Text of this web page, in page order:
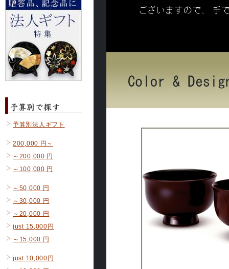
予算別法人ギフト
200,000 円～
～200,000 円
～100,000 円
～50,000 円
～30,000 円
～20,000 円
just 15,000円
～15,000 円
just 10,000円